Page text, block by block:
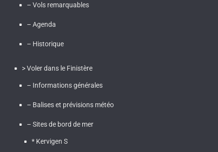
– Vols remarquables
– Agenda
– Historique
> Voler dans le Finistère
– Informations générales
– Balises et prévisions météo
– Sites de bord de mer
* Kervigen S